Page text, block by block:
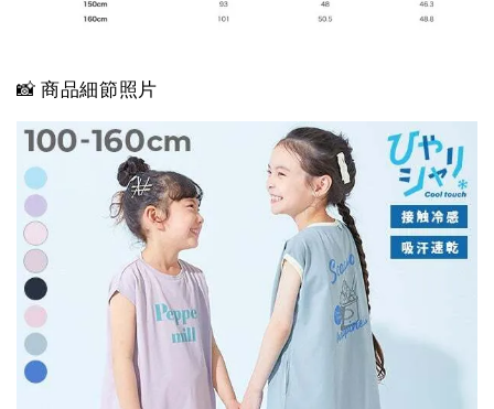
📸 商品細節照片